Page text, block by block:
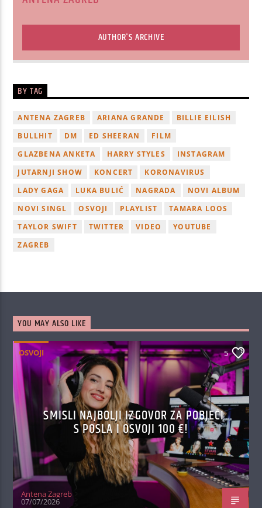
AUTHOR'S ARCHIVE
BY TAG
ANTENA ZAGREB ARIANA GRANDE
BILLIE EILISH
BULLHIT
DM ED SHEERAN
FILM
GLAZBENA ANKETA
HARRY STYLES
INSTAGRAM
JUTARNJI SHOW
KONCERT
KORONAVIRUS
LADY GAGA
LUKA BULIĆ NAGRADA
NOVI ALBUM
NOVI SINGL
OSVOJI PLAYLIST
TAMARA LOOS
TAYLOR SWIFT
TWITTER VIDEO
YOUTUBE
ZAGREB
YOU MAY ALSO LIKE
OSVOJI 5
SMISLI NAJBOLJI IZGOVOR ZA POBJEĆI
S POSLA I OSVOJI 100 €!
Antena Zagreb
07/07/2026